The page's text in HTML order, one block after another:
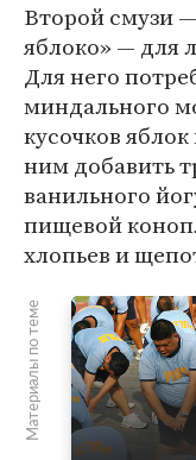
Второй смузи
яблоко» — для
Для него
миндального
кусочков
ним добавить
ванильного
пищевой
хлопьев и
Материалы по теме